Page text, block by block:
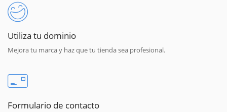
Utiliza tu dominio
Mejora tu marca y haz que tu tienda sea profesional.
Formulario de contacto